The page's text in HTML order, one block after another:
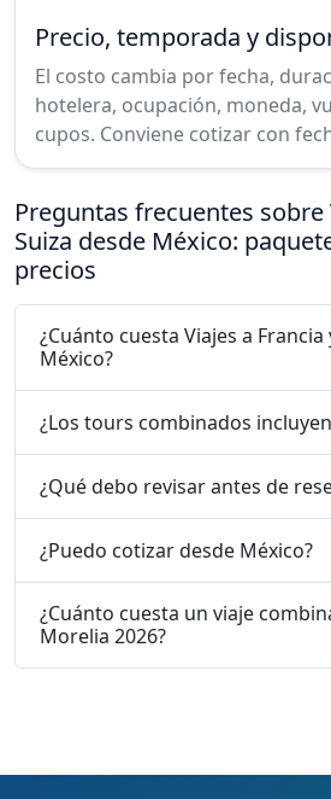
Precio, temporada y
El costo cambia por fecha,
hotelera, ocupación, moneda,
cupos. Conviene cotizar con
Preguntas frecuentes sobre
Suiza desde México:
precios
¿Cuánto cuesta Viajes a Francia
México?
¿Los tours combinados
¿Qué debo revisar antes de
¿Puedo cotizar desde México?
¿Cuánto cuesta un viaje
Morelia 2026?